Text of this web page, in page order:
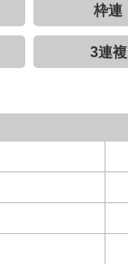
枠連
3連複